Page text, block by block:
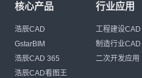
核心产品
浩辰CAD
GstarBIM
浩辰CAD 365
浩辰CAD看图王
行业应用
工程建设CAD
制造行业CAD
二次开发应用